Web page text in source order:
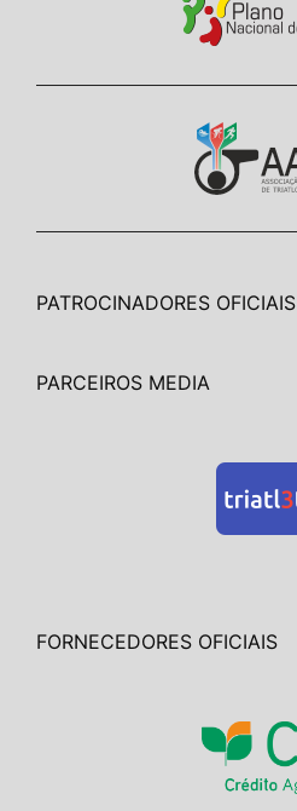
PATROCINADORES OFICIAIS
PARCEIROS MEDIA
FORNECEDORES OFICIAIS